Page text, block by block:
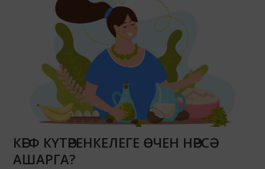
КӘЕФ КҮТӘРЕНКЕЛЕГЕ ӨЧЕН НӘРСӘ
АШАРГА?